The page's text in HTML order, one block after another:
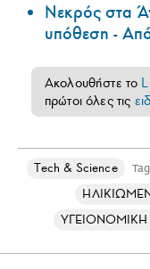
Νεκρός στα
υπόθεση -
Ακολουθήστε το
πρώτοι όλες τις
Τech & Science